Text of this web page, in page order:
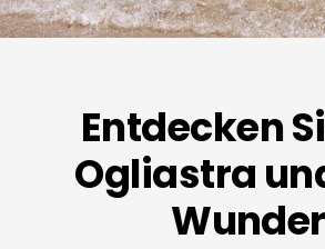
Kontakte
Entdecken
Ogliastra
Wunder